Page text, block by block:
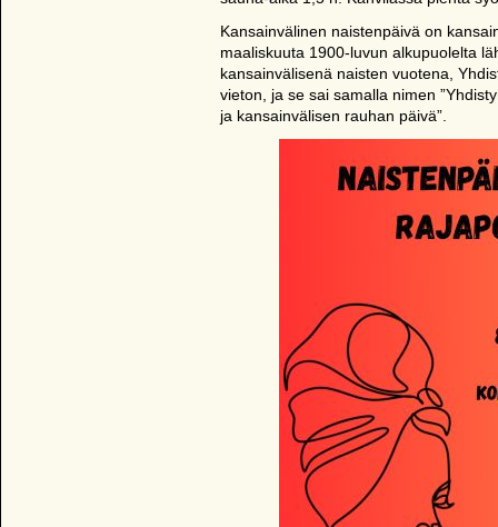
Kansainvälinen naistenpäivä on
maaliskuuta 1900-luvun alkupuolelta
kansainvälisenä naisten vuotena,
vieton, ja se sai samalla nimen
ja kansainvälisen rauhan päivä”.